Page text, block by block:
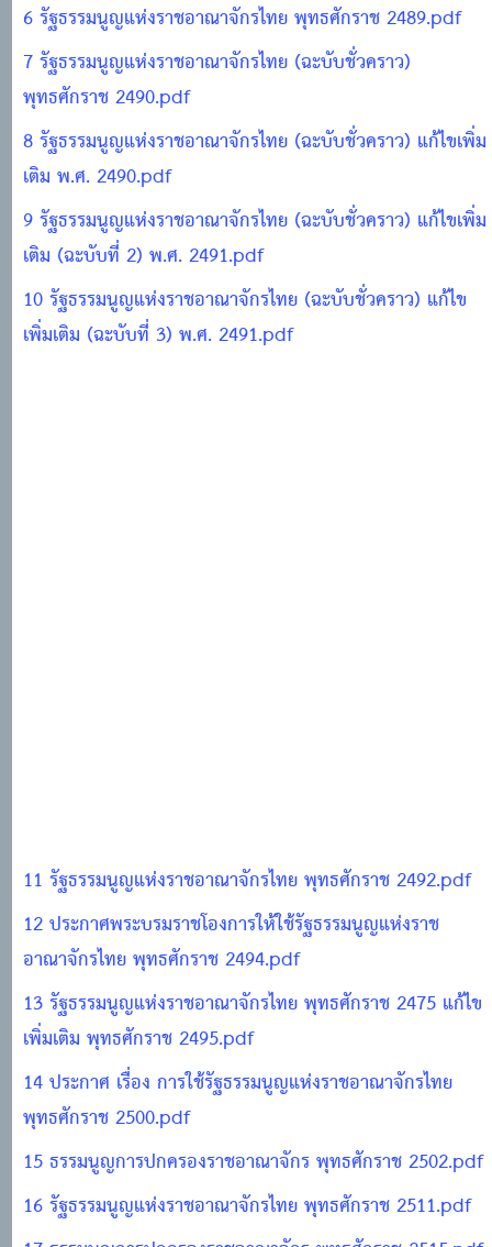
6 รัฐธรรมนูญแห่งราชอาณาจักรไทย พุทธศักราช 2489.pdf
7 รัฐธรรมนูญแห่งราชอาณาจักรไทย (ฉะบับชั่วคราว)
พุทธศักราช 2490.pdf
8 รัฐธรรมนูญแห่งราชอาณาจักรไทย (ฉะบับชั่วคราว) แก้ไขเพิ่ม
เติม พ.ศ. 2490.pdf
9 รัฐธรรมนูญแห่งราชอาณาจักรไทย (ฉะบับชั่วคราว) แก้ไขเพิ่ม
เติม (ฉะบับที่ 2) พ.ศ. 2491.pdf
10 รัฐธรรมนูญแห่งราชอาณาจักรไทย (ฉะบับชั่วคราว) แก้ไข
เพิ่มเติม (ฉะบับที่ 3) พ.ศ. 2491.pdf
11 รัฐธรรมนูญแห่งราชอาณาจักรไทย พุทธศักราช 2492.pdf
12 ประกาศพระบรมราชโองการให้ใช้รัฐธรรมนูญแห่งราช
อาณาจักรไทย พุทธศักราช 2494.pdf
13 รัฐธรรมนูญแห่งราชอาณาจักรไทย พุทธศักราช 2475 แก้ไข
เพิ่มเติม พุทธศักราช 2495.pdf
14 ประกาศ เรื่อง การใช้รัฐธรรมนูญแห่งราชอาณาจักรไทย
พุทธศักราช 2500.pdf
15 ธรรมนูญการปกครองราชอาณาจักร พุทธศักราช 2502.pdf
16 รัฐธรรมนูญแห่งราชอาณาจักรไทย พุทธศักราช 2511.pdf